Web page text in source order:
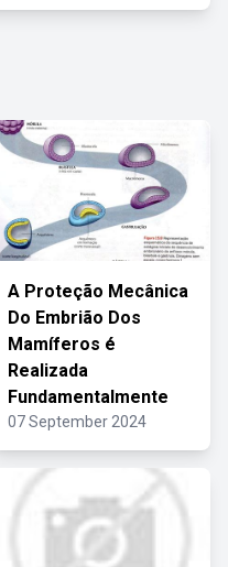
A Proteção Mecânica
Do Embrião Dos
Mamíferos é
Realizada
Fundamentalmente
07 September 2024